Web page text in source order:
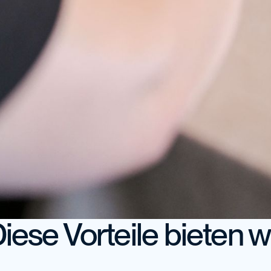
Vorteile bieten